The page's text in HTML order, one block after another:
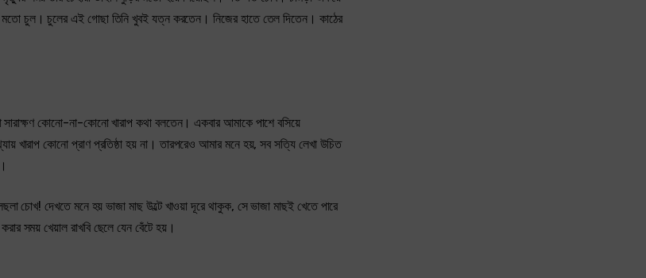
মতো চুল। চুলের এই গোছা তিনি খুবই যত্ন করতেন। নিজের হাতে তেল দিতেন। কাঠের
সারাক্ষণ কোনো-না-কোনো খারাপ কথা বলতেন। একবার আমাকে পাশে বসিয়ে
খারাপ কোনো প্রাণ প্রতিষ্ঠা হয় না। তারপরেও আমার মনে হয়, সব সত্যি লেখা উচিত
চোখ! দেখতে মনে হয় ভাজা মাছ উল্টে খাওয়া দূরে থাকুক, সে ভাজা মাছই খেতে পারে
সময় খেয়াল রাখবি ছেলে যেন বেঁটে হয়।